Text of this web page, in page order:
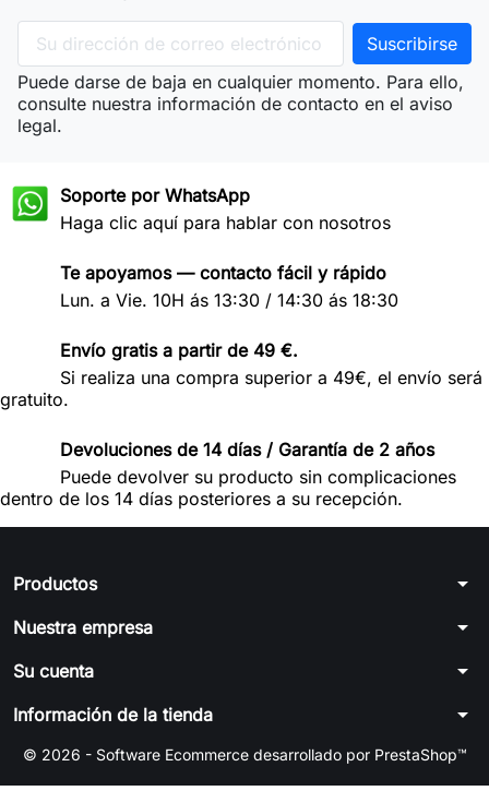
Puede darse de baja en cualquier momento. Para ello,
consulte nuestra información de contacto en el aviso
legal.
Soporte por WhatsApp
Haga clic aquí para hablar con nosotros
Te apoyamos — contacto fácil y rápido
Lun. a Vie. 10H ás 13:30 / 14:30 ás 18:30
Envío gratis a partir de 49 €.
Si realiza una compra superior a 49€, el envío será
gratuito.
Devoluciones de 14 días / Garantía de 2 años
Puede devolver su producto sin complicaciones
dentro de los 14 días posteriores a su recepción.
Productos arrow_drop_down
Nuestra empresa arrow_drop_down
Su cuenta arrow_drop_down
Información de la tienda arrow_drop_down
© 2026 - Software Ecommerce desarrollado por PrestaShop™